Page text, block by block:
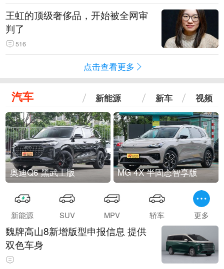
王虹的顶级奢侈品，开始被全网审
判了
516
点击查看更多
汽车 新能源 新车 视频
奥迪Q6 黑武士版 MG 4X 半固态智享版
新能源 SUV MPV 轿车 更多
魏牌高山8新增版型申报信息 提供
双色车身